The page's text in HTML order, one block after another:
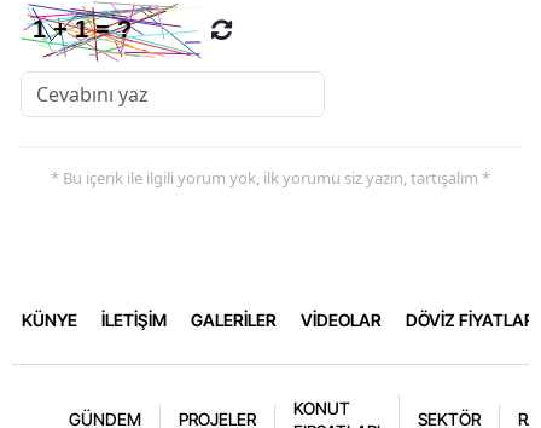
* Bu içerik ile ilgili yorum yok, ilk yorumu siz yazın, tartışalım *
KÜNYE İLETİŞİM GALERİLER VİDEOLAR DÖVİZ FİYATLARI
GÜNDEM PROJELER
KONUT
SEKTÖR